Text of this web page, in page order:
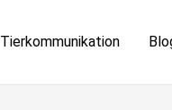
Tierkommunikation